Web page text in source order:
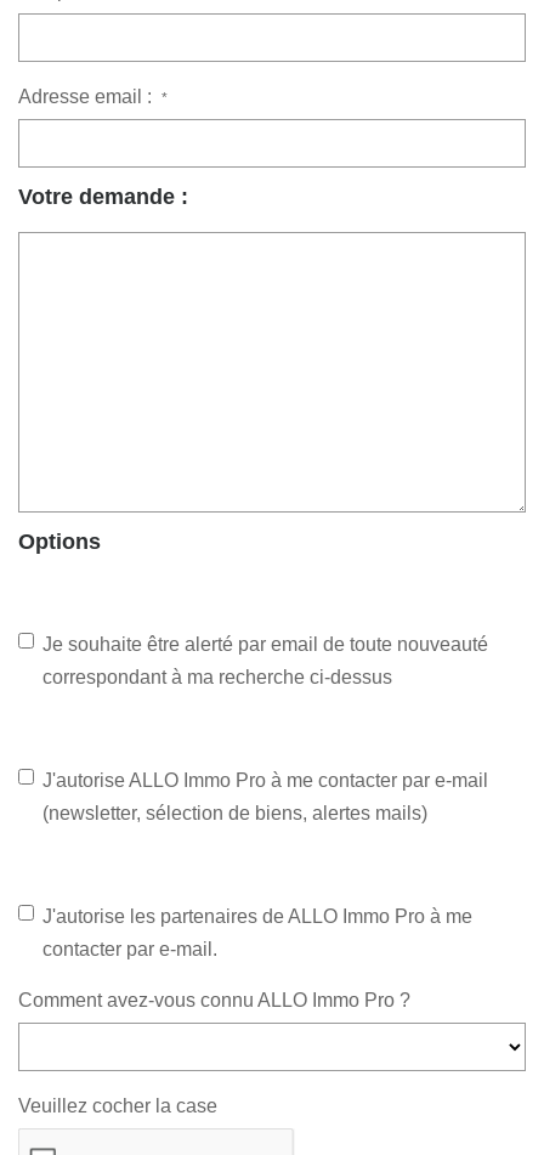
Adresse email : *
Votre demande :
Options
Je souhaite être alerté par email de toute nouveauté
correspondant à ma recherche ci-dessus
J'autorise ALLO Immo Pro à me contacter par e-mail
(newsletter, sélection de biens, alertes mails)
J'autorise les partenaires de ALLO Immo Pro à me
contacter par e-mail.
Comment avez-vous connu ALLO Immo Pro ?
Veuillez cocher la case